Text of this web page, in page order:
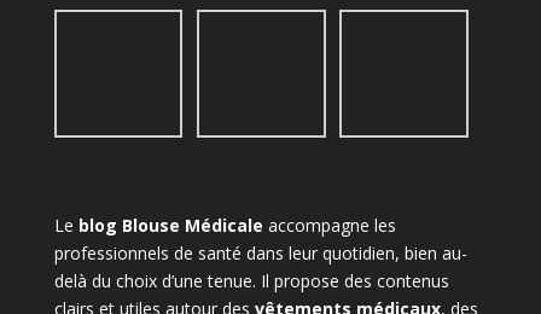
Le blog Blouse Médicale accompagne les
professionnels de santé dans leur quotidien, bien au-
delà du choix d’une tenue. Il propose des contenus
clairs et utiles autour des vêtements médicaux, des